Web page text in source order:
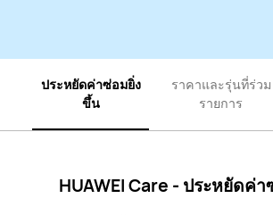
ประหยัดค่าซ่อมยิ่ง
ขึ้น
ราคาและรุ่นที่ร่วม
รายการ
HUAWEI Care - ประหยัดค่